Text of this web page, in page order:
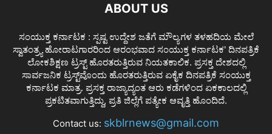
ABOUT US
ಸಂಯುಕ್ತ ಕರ್ನಾಟಕ : ಸ್ಪಷ್ಟ ಉದ್ದೇಶ ಜತೆಗೆ ಮೌಲ್ಯಗಳ ತಳಹದಿಯ ಮೇಲೆ
ಸ್ವಾತಂತ್ರ್ಯ ಹೋರಾಟಗಾರರಿಂದ ಆರಂಭವಾದ ಸಂಯುಕ್ತ ಕರ್ನಾಟಕ' ದಿನಪತ್ರಿಕೆ
ಲೋಕಶಿಕ್ಷಣ ಟ್ರಸ್ಟ್ ಹೊರತರುತ್ತಿರುವ ನಿಯತಕಾಲಿಕ. ಪ್ರಸಕ್ತ ದೇಶದಲ್ಲಿ
ಸಾರ್ವಜನಿಕ ಟ್ರಸ್ಟ್‌ವೊಂದು ಹೊರತರುತ್ತಿರುವ ಏಕೈಕ ದಿನಪತ್ರಿಕೆ ಸಂಯುಕ್ತ
ಕರ್ನಾಟಕ ಮಾತ್ರ. ಪ್ರಸಕ್ತ ರಾಜ್ಯಾದ್ಯಂತ ಆರು ಕಡೆಗಳಿಂದ ಏಕಕಾಲದಲ್ಲಿ
ಪ್ರಕಟಿತವಾಗುತ್ತಿದ್ದು, ಪ್ರತಿ ಜಿಲ್ಲೆಗೆ ಪತ್ಯೇಕ ಆವೃತ್ತಿ ಹೊಂದಿದೆ.
Contact us: skblrnews@gmail.com